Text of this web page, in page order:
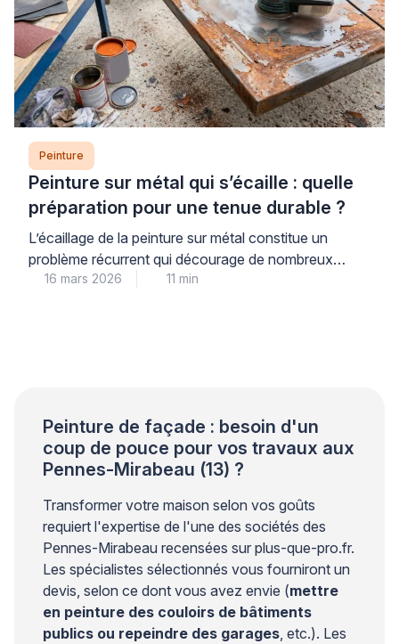
nécessite une compréhension des […]
Peinture
Peinture sur métal qui s’écaille : quelle
préparation pour une tenue durable ?
L’écaillage de la peinture sur métal constitue un
problème récurrent qui décourage de nombreux
propriétaires. Ce phénomène trouve son origine dans
16 mars 2026 11 min
Peinture de façade : besoin d'un
coup de pouce pour vos travaux aux
Pennes-Mirabeau (13) ?
Transformer votre maison selon vos goûts
requiert l'expertise de l'une des sociétés des
Pennes-Mirabeau recensées sur plus-que-pro.fr.
Les spécialistes sélectionnés vous fourniront un
devis, selon ce dont vous avez envie (mettre
en peinture des couloirs de bâtiments
publics ou repeindre des garages , etc.). Les